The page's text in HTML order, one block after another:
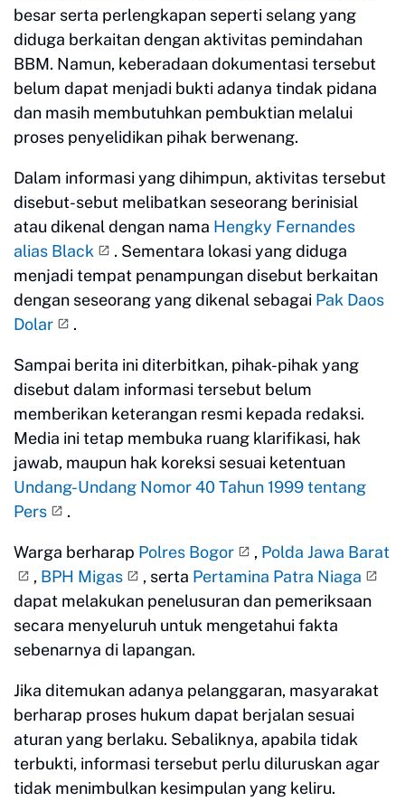
besar serta perlengkapan seperti selang yang
diduga berkaitan dengan aktivitas pemindahan
BBM. Namun, keberadaan dokumentasi tersebut
belum dapat menjadi bukti adanya tindak pidana
dan masih membutuhkan pembuktian melalui
proses penyelidikan pihak berwenang.
Dalam informasi yang dihimpun, aktivitas tersebut
disebut-sebut melibatkan seseorang berinisial
atau dikenal dengan nama Hengky Fernandes
alias Black
. Sementara lokasi yang diduga
menjadi tempat penampungan disebut berkaitan
dengan seseorang yang dikenal sebagai Pak Daos
Dolar
.
Sampai berita ini diterbitkan, pihak-pihak yang
disebut dalam informasi tersebut belum
memberikan keterangan resmi kepada redaksi.
Media ini tetap membuka ruang klarifikasi, hak
jawab, maupun hak koreksi sesuai ketentuan
Undang-Undang Nomor 40 Tahun 1999 tentang
Pers
.
Warga berharap Polres Bogor , Polda Jawa Barat
, BPH Migas , serta Pertamina Patra Niaga
dapat melakukan penelusuran dan pemeriksaan
secara menyeluruh untuk mengetahui fakta
sebenarnya di lapangan.
Jika ditemukan adanya pelanggaran, masyarakat
berharap proses hukum dapat berjalan sesuai
aturan yang berlaku. Sebaliknya, apabila tidak
terbukti, informasi tersebut perlu diluruskan agar
tidak menimbulkan kesimpulan yang keliru.